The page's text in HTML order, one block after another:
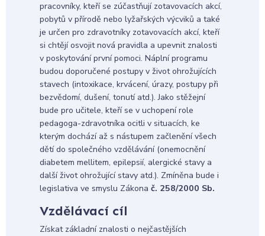
pracovníky, kteří se zúčastňují zotavovacích akcí,
pobytů v přírodě nebo lyžařských výcviků a také
je určen pro zdravotníky zotavovacích akcí, kteří
si chtějí osvojit nová pravidla a upevnit znalosti
v poskytování první pomoci. Náplní programu
budou doporučené postupy v život ohrožujících
stavech (intoxikace, krvácení, úrazy, postupy při
bezvědomí, dušení, tonutí atd.). Jako stěžejní
bude pro učitele, kteří se v uchopení role
pedagoga-zdravotníka ocitli v situacích, ke
kterým dochází až s nástupem začlenění všech
dětí do společného vzdělávání (onemocnění
diabetem mellitem, epilepsií, alergické stavy a
další život ohrožující stavy atd.). Zmíněna bude i
legislativa ve smyslu Zákona č. 258/2000 Sb.
Vzdělávací cíl
Získat základní znalosti o nejčastějších